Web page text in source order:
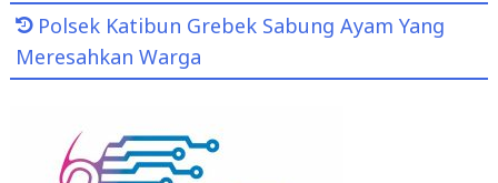
Polsek Katibun Grebek Sabung Ayam Yang
Meresahkan Warga